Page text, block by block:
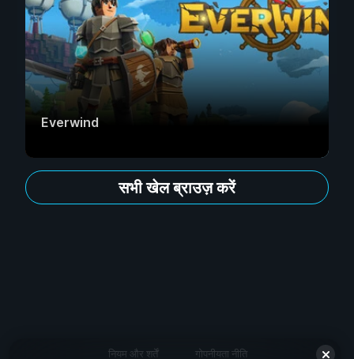
Everwind
सभी खेल ब्राउज़ करें
नियम और शर्तें गोपनीयता नीति